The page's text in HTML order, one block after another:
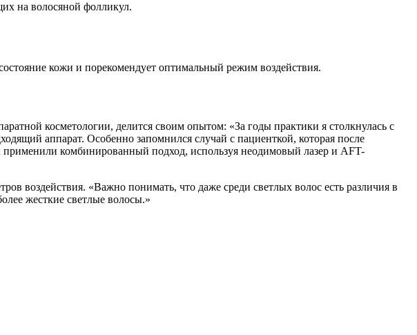
на волосяной фолликул.
кожи и порекомендует оптимальный режим воздействия.
косметологии, делится своим опытом: «За годы практики я столкнулась с
аппарат. Особенно запомнился случай с пациенткой, которая после
комбинированный подход, используя неодимовый лазер и AFT-
воздействия. «Важно понимать, что даже среди светлых волос есть различия в
жесткие светлые волосы.»